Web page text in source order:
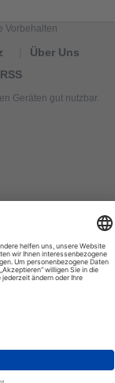
Vorbehalten
Über Uns
RSS
Geräten gut nutzbar.